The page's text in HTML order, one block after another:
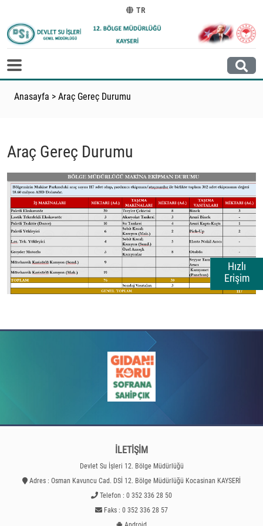
Hızlı
Erişim
TR
Anasayfa > Araç Gereç Durumu
Araç Gereç Durumu
İLETİŞİM
Devlet Su İşleri 12. Bölge Müdürlüğü
Adres : Osman Kavuncu Cad. DSİ 12. Bölge Müdürlüğü Kocasinan KAYSERİ
Telefon : 0 352 336 28 50
Faks : 0 352 336 28 57